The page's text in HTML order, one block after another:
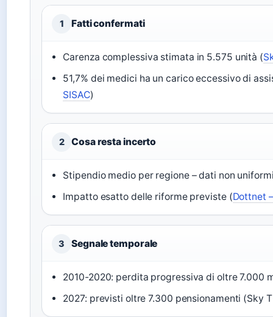
1 Fatti confermati
Carenza complessiva stimata in 5.575 unità (
51,7% dei medici ha un carico eccessivo di
SISAC)
2 Cosa resta incerto
Stipendio medio per regione – dati non
Impatto esatto delle riforme previste (Dottnet
3 Segnale temporale
2010-2020: perdita progressiva di oltre 7.000
2027: previsti oltre 7.300 pensionamenti (Sky